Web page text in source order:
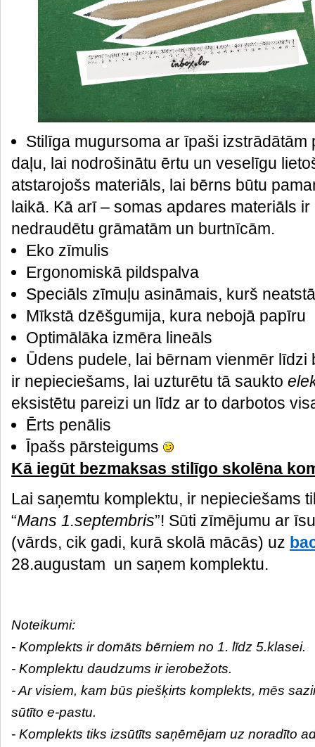
Stilīga mugursoma ar īpaši
daļu, lai nodrošinātu ērtu un veselīgu
atstarojošs materiāls, lai bērns būtu
laikā. Kā arī – somas apdares materiāls
nedraudētu grāmatām un burtnīcām.
Eko zīmulis
Ergonomiskā pildspalva
Speciāls zīmuļu asināmais, kurš
Mīkstā dzēšgumija, kura nebojā papīru
Optimālāka izmēra lineāls
Ūdens pudele, lai bērnam vienmēr līdzi
ir nepieciešams, lai uzturētu tā saukto
eksistētu pareizi un līdz ar to darbotos
Ērts penālis
Īpašs pārsteigums
Kā iegūt bezmaksas stilīgo skolēna
Lai saņemtu komplektu, ir nepieciešams
“Mans 1.septembris”! Sūti zīmējumu ar
(vārds, cik gadi, kurā skolā mācās) uz
28.augustam un saņem komplektu.
Noteikumi:
- Komplekts ir domāts bērniem no 1. līdz 5.klasei.
- Komplektu daudzums ir ierobežots.
- Ar visiem, kam būs piešķirts komplekts, mēs
sūtīto e-pastu.
- Komplekts tiks izsūtīts saņēmējam uz noradīto